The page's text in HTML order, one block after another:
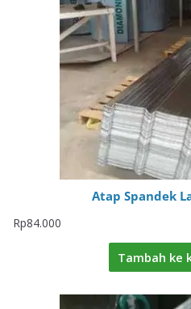
Atap Spandek
Rp84.000
Tambah ke